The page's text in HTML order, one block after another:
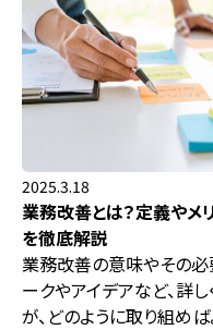
2025.3.18
業務改善とは？定義やメ
を徹底解説
業務改善の意味やその必
ークやアイデアなど、詳
が、どのように取り組め